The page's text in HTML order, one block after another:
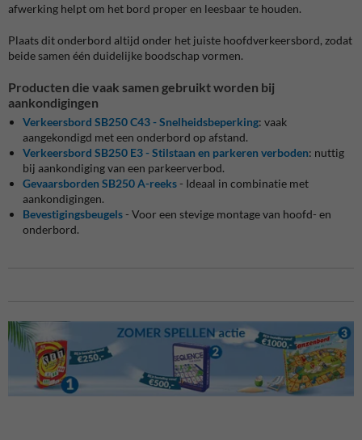
afwerking helpt om het bord proper en leesbaar te houden.
Plaats dit onderbord altijd onder het juiste hoofdverkeersbord, zodat
beide samen één duidelijke boodschap vormen.
Producten die vaak samen gebruikt worden bij
aankondigingen
Verkeersbord SB250 C43 - Snelheidsbeperking: vaak
aangekondigd met een onderbord op afstand.
Verkeersbord SB250 E3 - Stilstaan en parkeren verboden: nuttig
bij aankondiging van een parkeerverbod.
Gevaarsborden SB250 A-reeks- Ideaal in combinatie met
aankondigingen.
Bevestigingsbeugels- Voor een stevige montage van hoofd- en
onderbord.